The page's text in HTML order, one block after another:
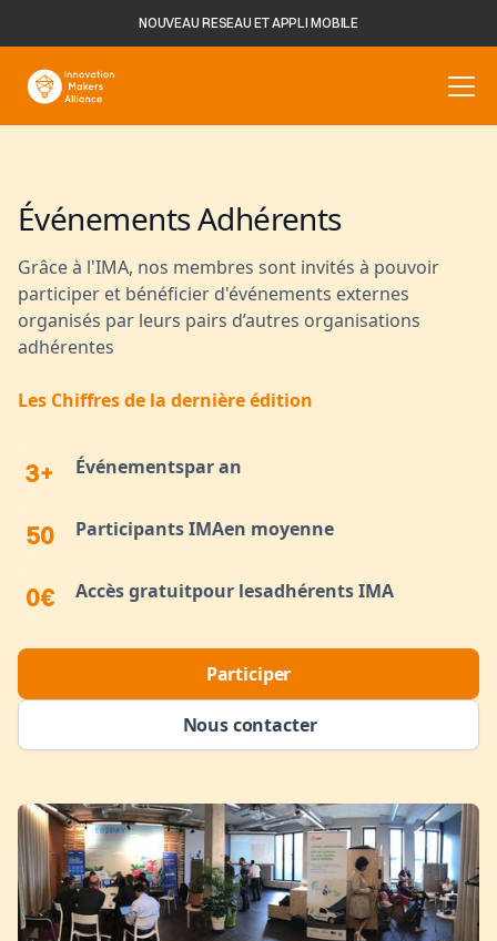
NOUVEAU RESEAU ET APPLI MOBILE
Événements Adhérents
Grâce à l'IMA, nos membres sont invités à pouvoir
participer et bénéficier d'événements externes
organisés par leurs pairs d’autres organisations
adhérentes
Les Chiffres de la dernière édition
3+ Événementspar an
50 Participants IMAen moyenne
0€ Accès gratuitpour lesadhérents IMA
Nous contacter
Participer